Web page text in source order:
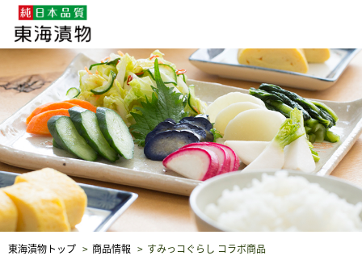
企業・採用情報 社会貢献 品質保証
東海漬物トップ 商品情報 すみっコぐらし コラボ商品